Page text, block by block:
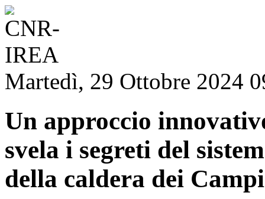
Martedì, 29 Ottobre 2024
Un approccio
svela i segreti del
della caldera dei